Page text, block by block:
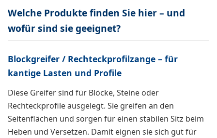
Welche Produkte finden Sie hier – und
wofür sind sie geeignet?
Blockgreifer / Rechteckprofilzange – für
kantige Lasten und Profile
Diese Greifer sind für Blöcke, Steine oder
Rechteckprofile ausgelegt. Sie greifen an den
Seitenflächen und sorgen für einen stabilen Sitz beim
Heben und Versetzen. Damit eignen sie sich gut für